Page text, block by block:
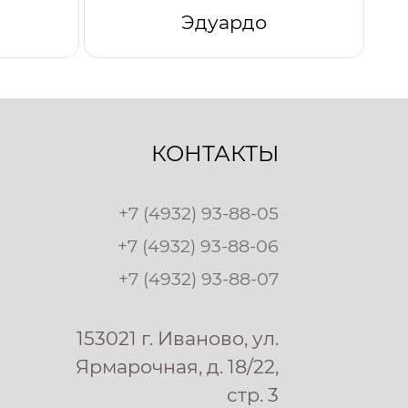
Эдуардо
КОНТАКТЫ
+7 (4932) 93-88-05
+7 (4932) 93-88-06
+7 (4932) 93-88-07
153021 г. Иваново, ул.
Ярмарочная, д. 18/22,
стр. 3